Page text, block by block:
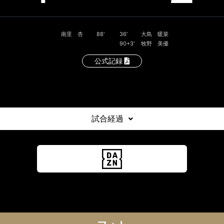
88'
南里 杏 36'
大島 暖菜
90+3'
牧野 美優
公式記録
試合経過